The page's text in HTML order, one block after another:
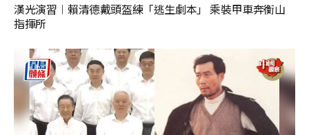
漢光演習︱賴清德戴頭盔練「逃生劇本」 乘裝甲車奔衡山
指揮所